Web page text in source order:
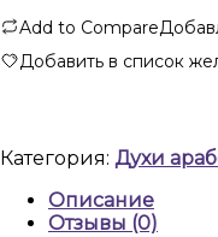
духи,
Zidan,
мл
Add to Compare
Добавить в список
Категория: Духи
Описание
Отзывы (0)